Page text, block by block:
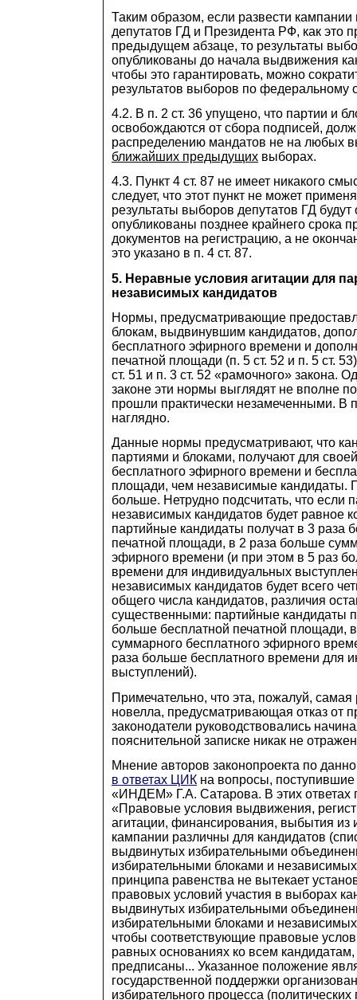
Таким образом, если развести
депутатов ГД и Президента РФ, как это
предыдущем абзаце, то результаты
опубликованы до начала выдвижения
чтобы это гарантировать, можно
результатов выборов по федеральному
4.2. В п. 2 ст. 36 упущено, что партии и
освобождаются от сбора подписей,
распределению мандатов не на любых
ближайших предыдущих выборах.
4.3. Пункт 4 ст. 87 не имеет никакого
следует, что этот пункт не может
результаты выборов депутатов ГД
опубликованы позднее крайнего срока
документов на регистрацию, а не
это указано в п. 4 ст. 87.
5. Неравные условия агитации для
независимых кандидатов
Нормы, предусматривающие
блокам, выдвинувшим кандидатов,
бесплатного эфирного времени и
печатной площади (п. 5 ст. 52 и п. 5 ст.
ст. 51 и п. 3 ст. 52 «рамочного» закона.
законе эти нормы выглядят не вполне
прошли практически незамеченными. В
наглядно.
Данные нормы предусматривают, что
партиями и блоками, получают для
бесплатного эфирного времени и
площади, чем независимые кандидаты.
больше. Нетрудно подсчитать, что если
независимых кандидатов будет равное
партийные кандидаты получат в 3 раза
печатной площади, в 2 раза больше
эфирного времени (и при этом в 5 раз
времени для индивидуальных
независимых кандидатов будет всего
общего числа кандидатов, различия
существенными: партийные кандидаты
больше бесплатной печатной площади,
суммарного бесплатного эфирного
раза больше бесплатного времени для
выступлений).
Примечательно, что эта, пожалуй,
новелла, предусматривающая отказ от
законодатели руководствовались
пояснительной записке никак не
Мнение авторов законопроекта по
в ответах ЦИК на вопросы,
«ИНДЕМ» Г.А. Сатарова. В этих ответах
«Правовые условия выдвижения,
агитации, финансирования, выбытия из
кампании различны для кандидатов
выдвинутых избирательными
избирательными блоками и
принципа равенства не вытекает
правовых условий участия в выборах
выдвинутых избирательными
избирательными блоками и
чтобы соответствующие правовые
равных основаниях ко всем
предписаны... Указанное положение
государственной поддержки
избирательного процесса (политических